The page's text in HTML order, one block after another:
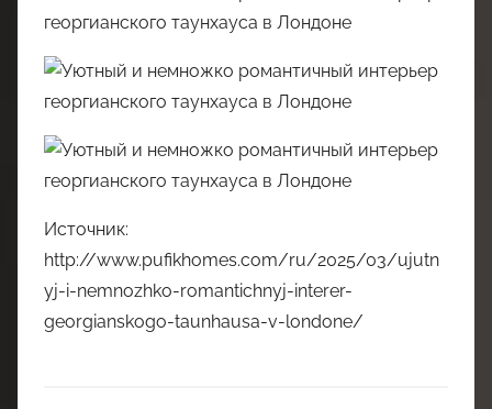
Источник:
http://www.pufikhomes.com/ru/2025/03/ujutn
yj-i-nemnozhko-romantichnyj-interer-
georgianskogo-taunhausa-v-londone/